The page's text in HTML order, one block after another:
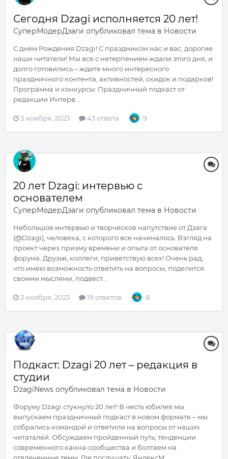
Сегодня Dzagi исполняется 20 лет!
СуперМодерДзаги опубликовал тема в Новости
С днем Рождения Dzagi! C праздником нас и вас, дорогие
наши читатели! Мы все с нетерпением ждали этого дня, и
долго готовились – ждите много интересного
праздничного контента, активностей, скидок и подарков!
Программа и конкурсы: Праздничный подкаст от
редакции Интерв...
3 ноября, 2023 43 ответа 9
20 лет Dzagi: интервью с
основателем
СуперМодерДзаги опубликовал тема в Новости
Небольшое интервью и творческое напутствие от Дзага
(@Dzagi), человека, с которого все начиналось. Взгляд на
проект через призму времени и опыта от основателя
форума. Друзья, коллеги, приветствую всех! Очень рад,
что имею возможность ответить на вопросы, поделится
своими мыслями, подвест...
3 ноября, 2023 19 ответов 8
Подкаст: Dzagi 20 лет – редакция в
студии
DzagiNews опубликовал тема в Новости
Форуму Dzagi стукнуло 20 лет! В честь юбилея мы
выпускаем праздничный подкаст в новом формате – мы
собрались командой и ответили на вопросы от наших
читаталей. Обсуждаем пройденный путь, тенденции
современного канна-сообщества и болтаем на